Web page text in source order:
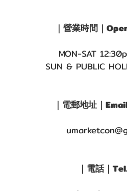
｜營業時間｜
MON-SAT
SUN & PUBLIC
｜電郵地址｜
｜電話｜